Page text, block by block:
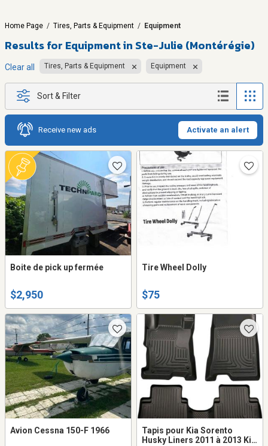
Home Page / Tires, Parts & Equipment / Equipment
Results for Equipment in Ste-Julie (Montérégie)
Clear all Tires, Parts & Equipment Equipment
Sort & Filter
Receive new ads Activate an alert
Boite de pick up fermée
$2,950
Tire Wheel Dolly
$75
Avion Cessna 150-F 1966
Tapis pour Kia Sorento
Husky Liners 2011 à 2013 Kia